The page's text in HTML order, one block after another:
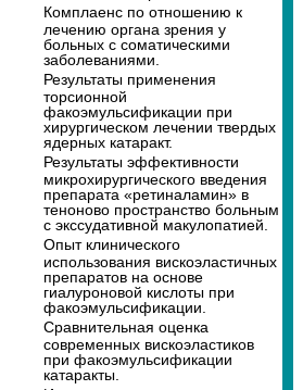
Комплаенс по отношению к
лечению органа зрения у
больных с соматическими
заболеваниями.
Результаты применения
торсионной
факоэмульсификации при
хирургическом лечении твердых
ядерных катаракт.
Результаты эффективности
микрохирургического введения
препарата «ретиналамин» в
теноново пространство больным
с экссудативной макулопатией.
Опыт клинического
использования вискоэластичных
препаратов на основе
гиалуроновой кислоты при
факоэмульсификации.
Сравнительная оценка
современных вискоэластиков
при факоэмульсификации
катаракты.